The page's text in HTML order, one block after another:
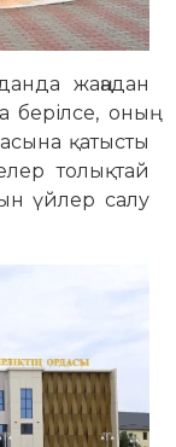
жаңадан
оның
қатысты
толықтай
үйлер салу